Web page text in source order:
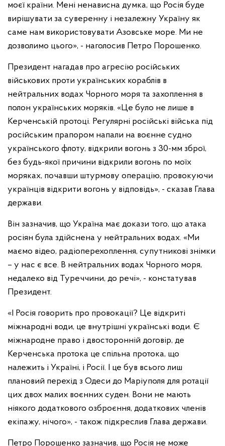
моєї країни. Мені ненависна думка, що Росія буде
вирішувати за суверенну і незалежну Україну як
саме нам використовувати Азовське море. Ми не
дозволимо цього», - наголосив Петро Порошенко.
Президент нагадав про агресію російських
військових проти українських кораблів в
нейтральних водах Чорного моря та захоплення в
полон українських моряків. «Це було не лише в
Керченській протоці. Регулярні російські війська під
російським прапором напали на воєнне судно
українського флоту, відкрили вогонь з 30-мм зброї,
без будь-якої причини відкрили вогонь по моїх
моряках, почавши штурмову операцію, провокуючи
українців відкрити вогонь у відповідь», - сказав Глава
держави.
Він зазначив, що Україна має докази того, що атака
росіян була здійснена у нейтральних водах. «Ми
маємо відео, радіоперехоплення, супутникові знімки
– у нас є все. В нейтральних водах Чорного моря,
недалеко від Туреччини, до речі», - констатував
Президент.
«І Росія говорить про провокації? Це відкриті
міжнародні води, це внутрішні українські води. Є
міжнародне право і двосторонній договір, де
Керченська протока це спільна протока, що
належить і Україні, і Росії. І це був всього лиш
плановий перехід з Одеси до Маріуполя для ротації
цих двох малих воєнних суден. Вони не мають
ніякого додаткового озброєння, додаткових членів
екіпажу, нічого», - також підкреслив Глава держави.
Петро Порошенко зазначив, що Росія не може